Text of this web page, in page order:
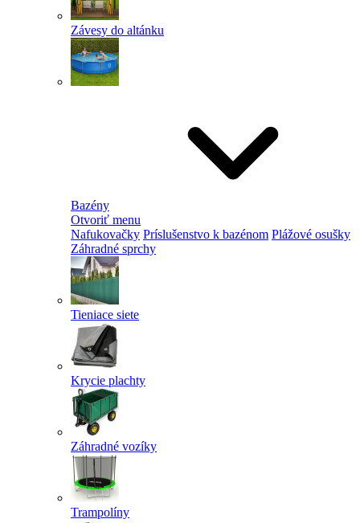
Závesy do altánku
Bazény
Otvoriť menu
Nafukovačky Príslušenstvo k bazénom Plážové osušky
Záhradné sprchy
Tieniace siete
Krycie plachty
Záhradné vozíky
Trampolíny